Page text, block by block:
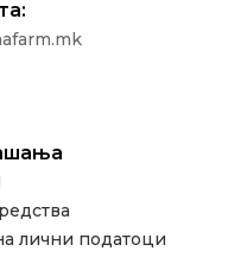
лични податоци